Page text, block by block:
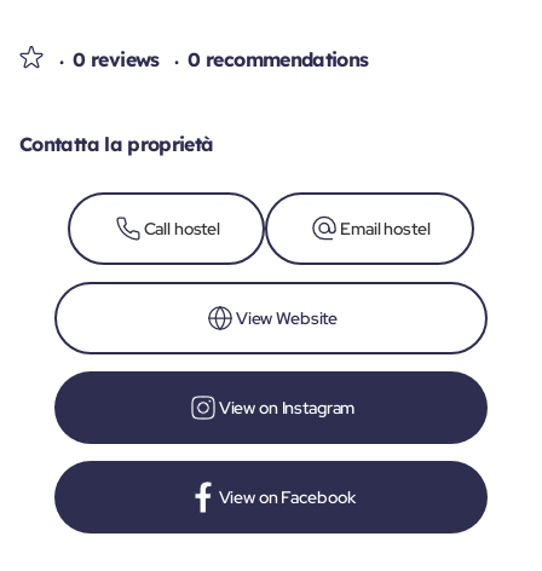
0 reviews 0 recommendations
Contatta la proprietà
Call hostel Email hostel
View Website
View on Instagram
View on Facebook